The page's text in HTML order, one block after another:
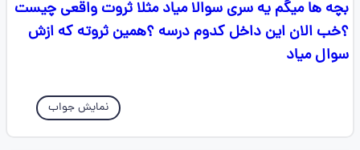
بچه ها میگم یه سری سوالا میاد مثلا ثروت واقعی چیست
؟خب الان این داخل کدوم درسه ؟همین ثروته که ازش
سوال میاد
نمایش جواب